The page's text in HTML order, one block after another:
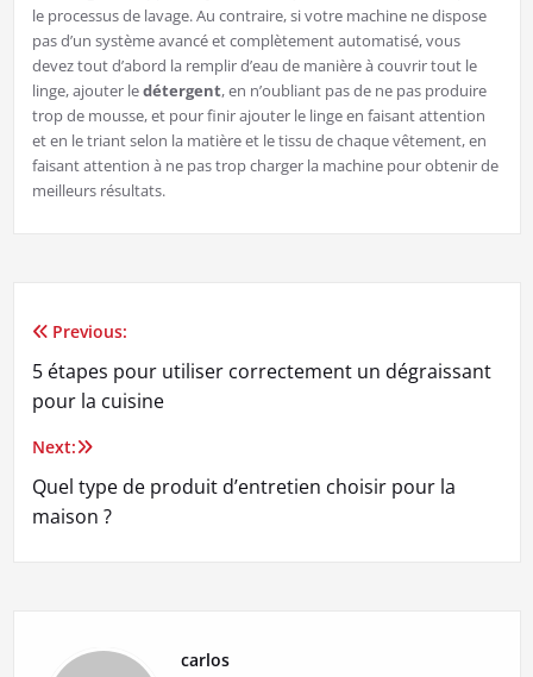
le processus de lavage. Au contraire, si votre machine ne dispose
pas d’un système avancé et complètement automatisé, vous
devez tout d’abord la remplir d’eau de manière à couvrir tout le
linge, ajouter ledétergent, en n’oubliant pas de ne pas produire
trop de mousse, et pour finir ajouter le linge en faisant attention
et en le triant selon la matière et le tissu de chaque vêtement, en
faisant attention à ne pas trop charger la machine pour obtenir de
meilleurs résultats.
Navigation
de
l’article
Previous:
5 étapes pour utiliser correctement un dégraissant
pour la cuisine
Next:
Quel type de produit d’entretien choisir pour la
maison ?
carlos